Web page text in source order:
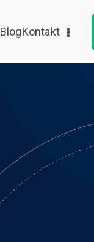
BlogKontakt